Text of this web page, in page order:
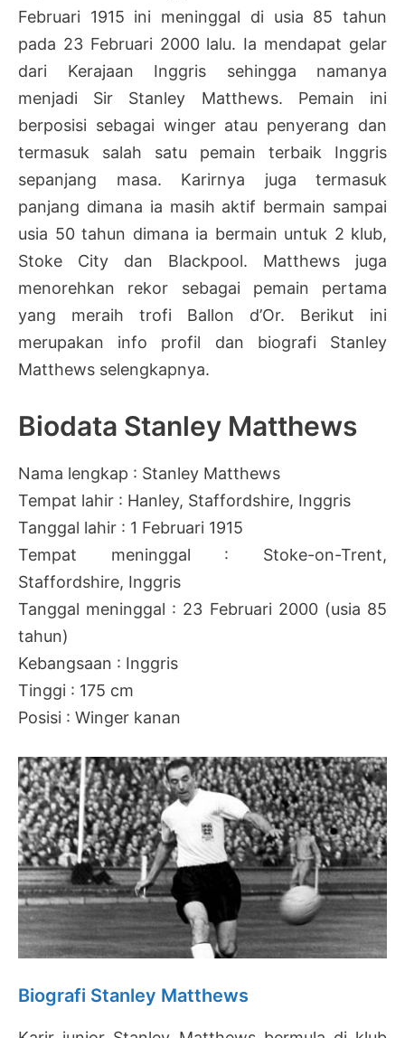
Februari 1915 ini meninggal di usia 85 tahun
pada 23 Februari 2000 lalu. Ia mendapat gelar
dari Kerajaan Inggris sehingga namanya
menjadi Sir Stanley Matthews. Pemain ini
berposisi sebagai winger atau penyerang dan
termasuk salah satu pemain terbaik Inggris
sepanjang masa. Karirnya juga termasuk
panjang dimana ia masih aktif bermain sampai
usia 50 tahun dimana ia bermain untuk 2 klub,
Stoke City dan Blackpool. Matthews juga
menorehkan rekor sebagai pemain pertama
yang meraih trofi Ballon d’Or. Berikut ini
merupakan info profil dan biografi Stanley
Matthews selengkapnya.
Biodata Stanley Matthews
Nama lengkap : Stanley Matthews
Tempat lahir : Hanley, Staffordshire, Inggris
Tanggal lahir : 1 Februari 1915
Tempat meninggal : Stoke-on-Trent,
Staffordshire, Inggris
Tanggal meninggal : 23 Februari 2000 (usia 85
tahun)
Kebangsaan : Inggris
Tinggi : 175 cm
Posisi : Winger kanan
Biografi Stanley Matthews